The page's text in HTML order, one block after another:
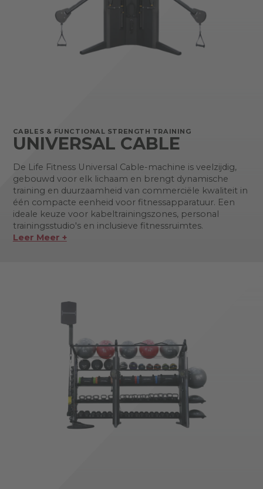
CABLES & FUNCTIONAL STRENGTH TRAINING
UNIVERSAL CABLE
De Life Fitness Universal Cable-machine is veelzijdig,
gebouwd voor elk lichaam en brengt dynamische
training en duurzaamheid van commerciële kwaliteit in
één compacte eenheid voor fitnessapparatuur. Een
ideale keuze voor kabeltrainingszones, personal
trainingsstudio's en inclusieve fitnessruimtes.
Leer Meer +